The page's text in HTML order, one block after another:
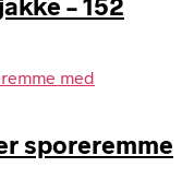
sporeremme